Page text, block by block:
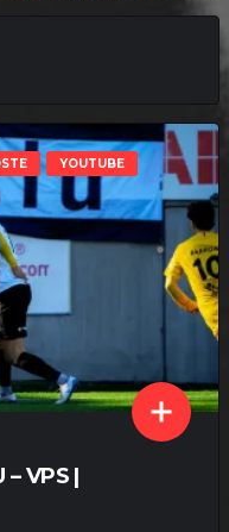
YOUTUBE
– VPS |